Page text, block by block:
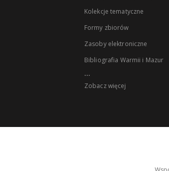
Kolekcje tematyczne
Formy zbiorów
Zasoby elektroniczne
Bibliografia Warmii i Mazur
...
Zobacz więcej